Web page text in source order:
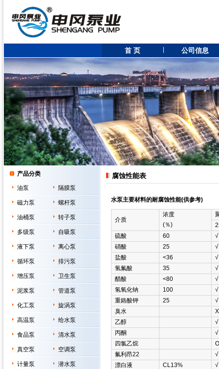
首 页 公司信息
产品分类
油泵 隔膜泵
磁力泵 螺杆泵
油桶泵 转子泵
多级泵 自吸泵
液下泵 离心泵
循环泵 排污泵
增压泵 卫生泵
泥浆泵 管道泵
化工泵 旋涡泵
高温泵 给水泵
食品泵 清水泵
真空泵 空调泵
计量泵 潜水泵
腐蚀性能表
水泵主要材料的耐腐蚀性能(供参考)
介质
浓度
(％)
硫酸
60
√
硝酸
25
√
盐酸
<36
√
氢氟酸
35
√
醋酸
<80
√
氢氧化钠
100
√
重鉻酸钾
25
√
臭水
Χ
乙醇
√
丙酮
√
四氯乙烷
Ο
氟利昂22
√
漂白液
CL13%
√